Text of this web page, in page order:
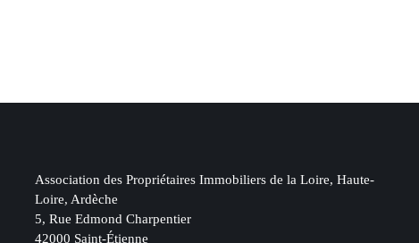
Association des Propriétaires Immobiliers de la Loire, Haute-
Loire, Ardèche
5, Rue Edmond Charpentier
42000 Saint-Étienne